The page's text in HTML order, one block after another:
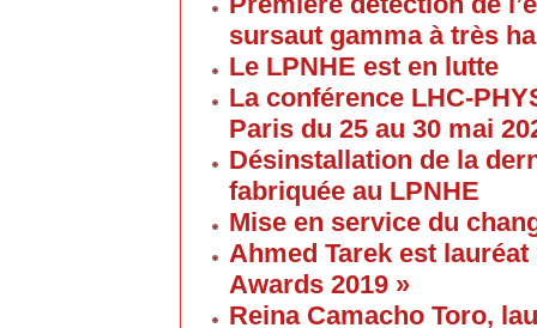
sursaut gamma à très
Le LPNHE est en lutte
La conférence LHC-
Paris du 25 au 30 mai
Désinstallation de la
fabriquée au LPNHE
Mise en service du
Ahmed Tarek est
Awards 2019 »
Reina Camacho Toro,